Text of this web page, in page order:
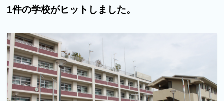
1件の学校がヒットしました。